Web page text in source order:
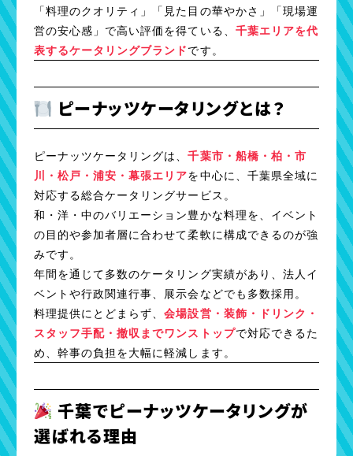
「料理のクオリティ」「見た目の華やかさ」「現場運
営の安心感」で高い評価を得ている、 千葉エリアを代
表するケータリングブランドです。
ピーナッツケータリングとは？
ピーナッツケータリングは、千葉市・船橋・柏・市
川・松戸・浦安・幕張エリアを中心に、千葉県全域に
対応する総合ケータリングサービス。
和・洋・中のバリエーション豊かな料理を、イベント
の目的や参加者層に合わせて柔軟に構成できるのが強
みです。
年間を通じて多数のケータリング実績があり、法人イ
ベントや行政関連行事、展示会などでも多数採用。
料理提供にとどまらず、会場設営・装飾・ドリンク・
スタッフ手配・撤収までワンストップで対応できるた
め、幹事の負担を大幅に軽減します。
千葉でピーナッツケータリングが
選ばれる理由